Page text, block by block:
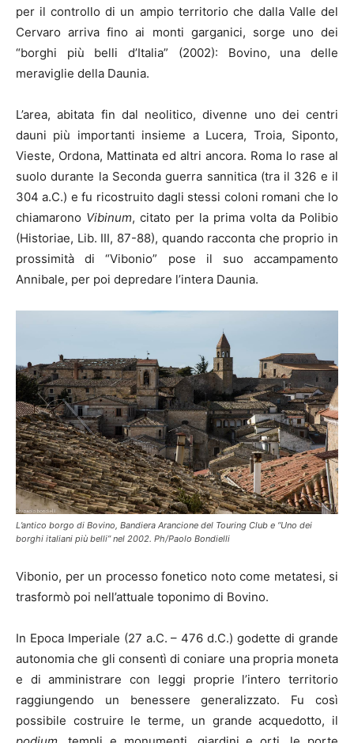
per il controllo di un ampio territorio che dalla Valle del
Cervaro arriva fino ai monti garganici, sorge uno dei
“borghi più belli d’Italia” (2002): Bovino, una delle
meraviglie della Daunia.
L’area, abitata fin dal neolitico, divenne uno dei centri
dauni più importanti insieme a Lucera, Troia, Siponto,
Vieste, Ordona, Mattinata ed altri ancora. Roma lo rase al
suolo durante la Seconda guerra sannitica (tra il 326 e il
304 a.C.) e fu ricostruito dagli stessi coloni romani che lo
chiamarono Vibinum, citato per la prima volta da Polibio
(Historiae, Lib. III, 87-88), quando racconta che proprio in
prossimità di “Vibonio” pose il suo accampamento
Annibale, per poi depredare l’intera Daunia.
L’antico borgo di Bovino, Bandiera Arancione del Touring Club e “Uno dei
borghi italiani più belli” nel 2002. Ph/Paolo Bondielli
Vibonio, per un processo fonetico noto come metatesi, si
trasformò poi nell’attuale toponimo di Bovino.
In Epoca Imperiale (27 a.C. – 476 d.C.) godette di grande
autonomia che gli consentì di coniare una propria moneta
e di amministrare con leggi proprie l’intero territorio
raggiungendo un benessere generalizzato. Fu così
possibile costruire le terme, un grande acquedotto, il